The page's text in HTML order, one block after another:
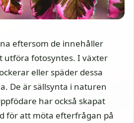
eftersom de innehåller
utföra fotosyntes. I växter
eller späder dessa
De är sällsynta i naturen
har också skapat
för att möta efterfrågan på